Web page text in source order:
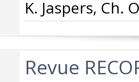
K. Jaspers, Ch.
‎Revue